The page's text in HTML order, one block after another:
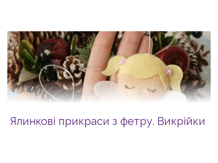
Ялинкові прикраси з фетру. Викрійки